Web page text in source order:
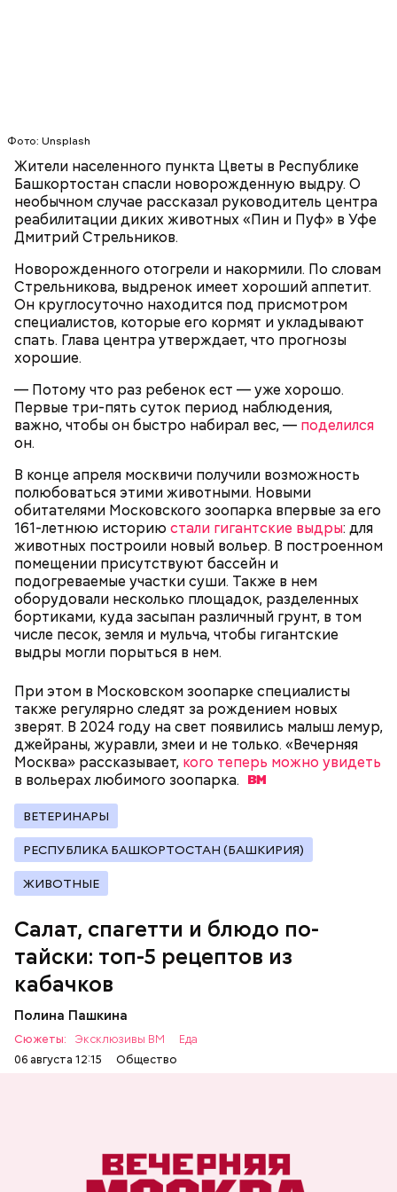
Фото: Unsplash
Жители населенного пункта Цветы в Республике
Башкортостан спасли новорожденную выдру. О
необычном случае рассказал руководитель центра
реабилитации диких животных «Пин и Пуф» в Уфе
Дмитрий Стрельников.
Новорожденного отогрели и накормили. По словам
Стрельникова, выдренок имеет хороший аппетит.
Он круглосуточно находится под присмотром
специалистов, которые его кормят и укладывают
спать. Глава центра утверждает, что прогнозы
хорошие.
— Потому что раз ребенок ест — уже хорошо.
Первые три-пять суток период наблюдения,
важно, чтобы он быстро набирал вес, — поделился
он.
В конце апреля москвичи получили возможность
полюбоваться этими животными. Новыми
обитателями Московского зоопарка впервые за его
161-летнюю историю стали гигантские выдры: для
животных построили новый вольер. В построенном
помещении присутствуют бассейн и
подогреваемые участки суши. Также в нем
оборудовали несколько площадок, разделенных
бортиками, куда засыпан различный грунт, в том
числе песок, земля и мульча, чтобы гигантские
выдры могли порыться в нем.
При этом в Московском зоопарке специалисты
также регулярно следят за рождением новых
зверят. В 2024 году на свет появились малыш лемур,
джейраны, журавли, змеи и не только. «Вечерняя
Москва» рассказывает, кого теперь можно увидеть
в вольерах любимого зоопарка.
ВЕТЕРИНАРЫ
РЕСПУБЛИКА БАШКОРТОСТАН (БАШКИРИЯ)
ЖИВОТНЫЕ
Салат, спагетти и блюдо по-
тайски: топ-5 рецептов из
кабачков
Полина Пашкина
Сюжеты: Эксклюзивы ВМ
Еда
06 августа 12:15
Общество
кабачок;
петрушка;
чеснок;
соль.
обжарить на сковороде. К ним добавляются зелень
петрушки, чеснок, соль и оливковое масло.
Получается очень вкусно, — поделился рецептом
Копылов.
Спагетти из кабачков
может быть полезна. В первую очередь ее стоит
есть с осторожностью людям:
с сахарным диабетом;
лишним весом.
— В дыне содержится много сахара, который
хорошо, потому что дает энергию. Но важно
помнить, что сладкими дынями не нужно сильно
увлекаться, так же как и арбузами, людям с
сахарным диабетом и лишним весом, —
подчеркнула доктор.